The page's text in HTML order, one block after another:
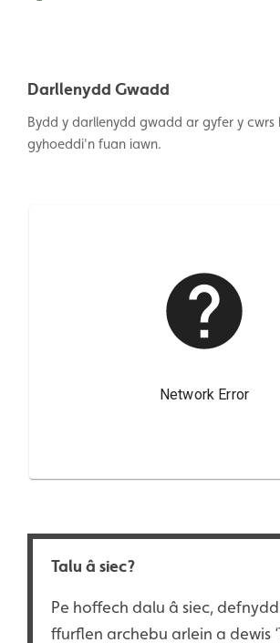
Darllenydd Gwadd
Bydd y darllenydd gwadd ar gyfer y cwrs
gyhoeddi'n fuan iawn.
Talu â siec?
Pe hoffech dalu â siec,
ffurflen archebu arlein a dewis